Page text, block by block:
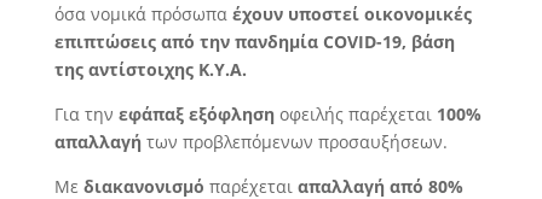
όσα νομικά πρόσωπα έχουν υποστεί οικονομικές
επιπτώσεις από την πανδημία COVID-19, βάση
της αντίστοιχης Κ.Υ.Α.
Για την εφάπαξ εξόφλησηοφειλής παρέχεται 100%
απαλλαγήτων προβλεπόμενων προσαυξήσεων.
Με διακανονισμό παρέχεται απαλλαγή από 80%